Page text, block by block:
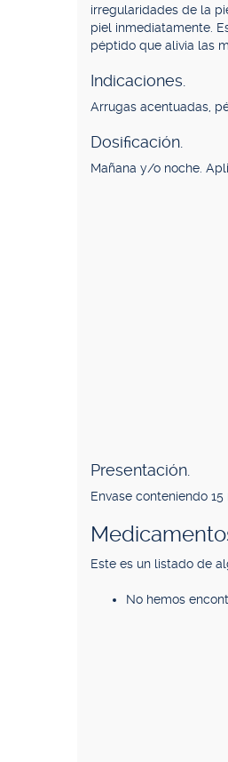
irregularidades de la
piel inmediatamente.
péptido que alivia las
Indicaciones.
Arrugas acentuadas,
Dosificación.
Mañana y/o noche.
Presentación.
Envase conteniendo 15
Este es un listado de
No hemos